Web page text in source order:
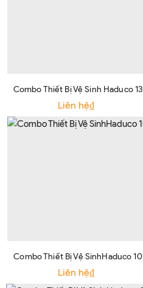
Combo Thiết Bị Vệ Sinh Haduco 13
Liên hệ₫
Combo Thiết Bị Vệ SinhHaduco 10
Liên hệ₫